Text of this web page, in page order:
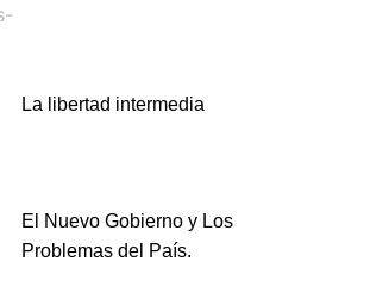
La libertad intermedia
El Nuevo Gobierno y Los
Problemas del País.